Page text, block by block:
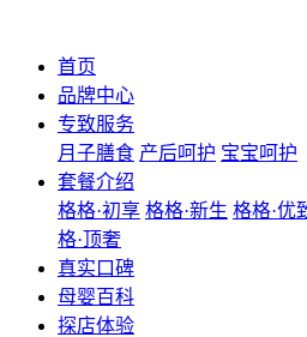
首页
品牌中心
专致服务
月子膳食 产后呵护 宝宝呵护
套餐介绍
格格·初享 格格·新生 格格·优
格·顶奢
真实口碑
母婴百科
探店体验